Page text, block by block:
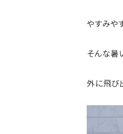
やすみや
そんな暑
外に飛び